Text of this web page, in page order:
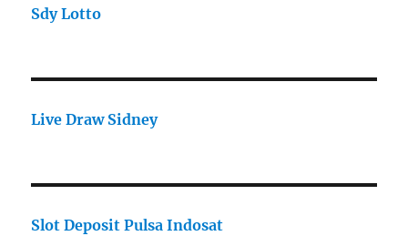
Sdy Lotto
Live Draw Sidney
Slot Deposit Pulsa Indosat